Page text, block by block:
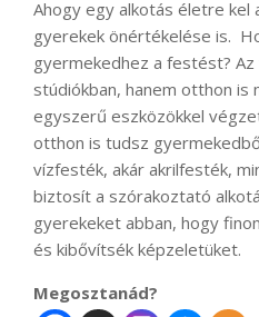
Ahogy egy alkotás életre kel
gyerekek önértékelése is.
gyermekedhez a festést?
stúdiókban, hanem otthon is
egyszerű eszközökkel
otthon is tudsz
vízfesték, akár akrilfesték,
biztosít a szórakoztató
gyerekeket abban, hogy
és kibővítsék képzeletüket.
Megosztanád?